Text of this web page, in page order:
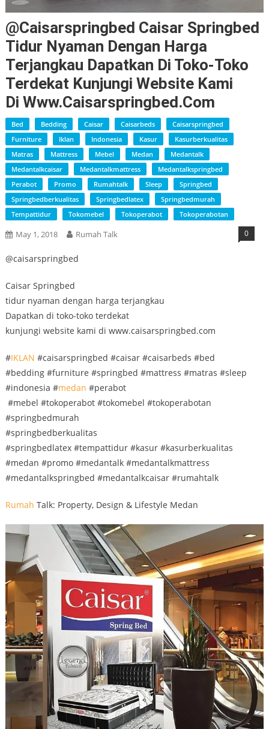
@caisarspringbed Caisar Springbed
Tidur Nyaman Dengan Harga
Terjangkau Dapatkan Di Toko-Toko
Terdekat Kunjungi Website Kami
Di Www.caisarspringbed.com
Bed Bedding Caisar Caisarbeds
Caisarspringbed
Furniture
Iklan Indonesia Kasur
Kasurberkualitas
Matras
Mattress Mebel Medan
Medantalk
Medantalkcaisar
Medantalkmattress
Medantalkspringbed
Perabot
Promo Rumahtalk Sleep
Springbed
Springbedberkualitas
Springbedlatex
Springbedmurah
Tempattidur
Tokomebel Tokoperabot Tokoperabotan
May 1, 2018 Rumah Talk 0
@caisarspringbed
Caisar Springbed
tidur nyaman dengan harga terjangkau
Dapatkan di toko-toko terdekat
kunjungi website kami di www.caisarspringbed.com
#IKLAN #caisarspringbed #caisar #caisarbeds #bed
#bedding #furniture #springbed #mattress #matras #sleep
#indonesia #medan #perabot
#mebel #tokoperabot #tokomebel #tokoperabotan
#springbedmurah
#springbedberkualitas
#springbedlatex #tempattidur #kasur #kasurberkualitas
#medan #promo #medantalk #medantalkmattress
#medantalkspringbed #medantalkcaisar #rumahtalk
Rumah Talk: Property, Design & Lifestyle Medan